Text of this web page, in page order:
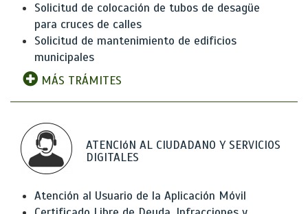
Solicitud de colocación de tubos de desagüe
para cruces de calles
Solicitud de mantenimiento de edificios
municipales
MÁS TRÁMITES
ATENCIóN AL CIUDADANO Y SERVICIOS
DIGITALES
Atención al Usuario de la Aplicación Móvil